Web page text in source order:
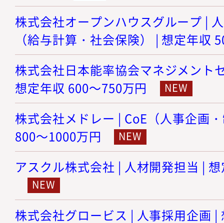
株式会社オープンハウスグループ |
（給与計算・社会保険） | 想定年収
株式会社日本能率協会マネジメント
想定年収 600～750万円
株式会社メドレー | CoE（人事企画
800～1000万円
アスクル株式会社 | 人材開発担当 |
株式会社グロービス | 人事採用企画